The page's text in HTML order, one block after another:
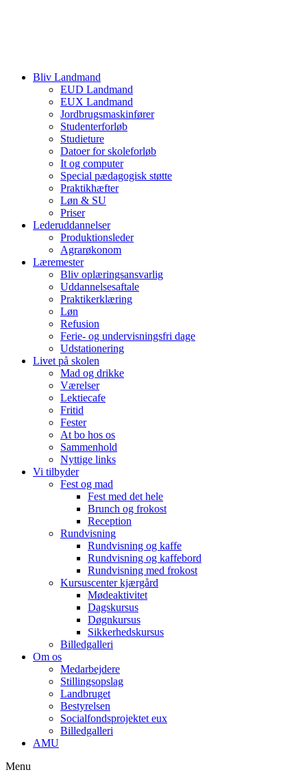
Bliv Landmand
EUD Landmand
EUX Landmand
Jordbrugsmaskinfører
Studenterforløb
Studieture
Datoer for skoleforløb
It og computer
Special pædagogisk støtte
Praktikhæfter
Løn & SU
Priser
Lederuddannelser
Produktionsleder
Agrarøkonom
Læremester
Bliv oplæringsansvarlig
Uddannelsesaftale
Praktikerklæring
Løn
Refusion
Ferie- og undervisningsfri dage
Udstationering
Livet på skolen
Mad og drikke
Værelser
Lektiecafe
Fritid
Fester
At bo hos os
Sammenhold
Nyttige links
Vi tilbyder
Fest og mad
Fest med det hele
Brunch og frokost
Reception
Rundvisning
Rundvisning og kaffe
Rundvisning og kaffebord
Rundvisning med frokost
Kursuscenter kjærgård
Mødeaktivitet
Dagskursus
Døgnkursus
Sikkerhedskursus
Billedgalleri
Om os
Medarbejdere
Stillingsopslag
Landbruget
Bestyrelsen
Socialfondsprojektet eux
Billedgalleri
AMU
Menu